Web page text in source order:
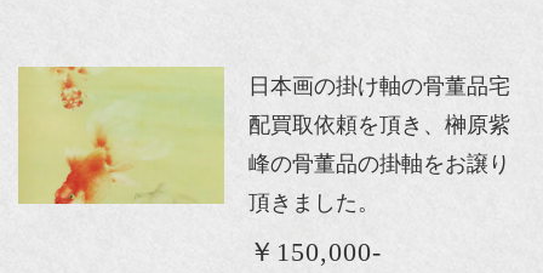
日本画の掛け軸の骨董品宅
配買取依頼を頂き、榊原紫
峰の骨董品の掛軸をお譲り
頂きました。
￥150,000-